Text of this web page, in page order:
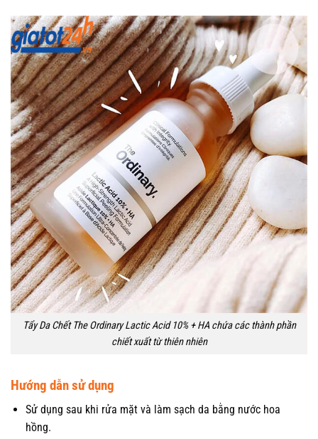
Tẩy Da Chết The Ordinary Lactic Acid 10% + HA chứa các thành phần
chiết xuất từ thiên nhiên
Hướng dẫn sử dụng
Sử dụng sau khi rửa mặt và làm sạch da bằng nước hoa
hồng.